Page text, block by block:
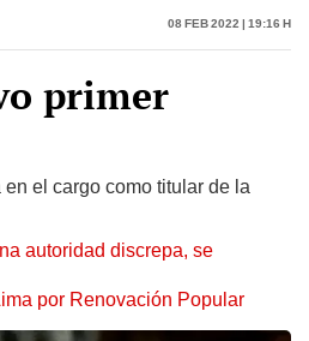
08 Feb 2022 | 19:16 h
primer
el cargo como titular de la
autoridad discrepa, se
por Renovación Popular